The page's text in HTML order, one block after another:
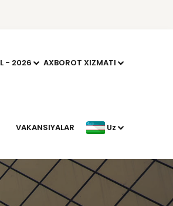
- 2026 AXBOROT XIZMATI
VAKANSIYALAR Uz